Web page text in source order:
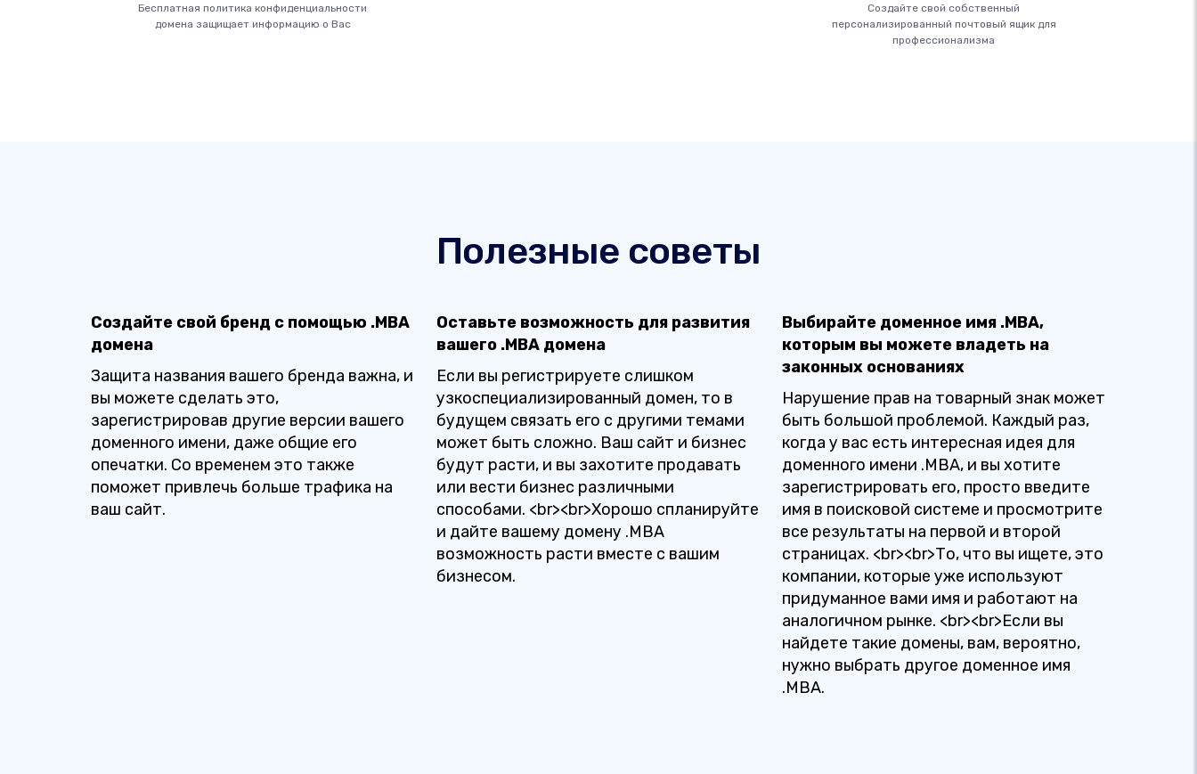
Бесплатная политика конфиденциальности
домена защищает информацию о Вас
Создайте свой собственный
персонализированный почтовый ящик для
профессионализма
Полезные советы
Создайте свой бренд с помощью .MBA
домена
Защита названия вашего бренда важна, и
вы можете сделать это,
зарегистрировав другие версии вашего
доменного имени, даже общие его
опечатки. Со временем это также
поможет привлечь больше трафика на
ваш сайт.
Оставьте возможность для развития
вашего .MBA домена
Если вы регистрируете слишком
узкоспециализированный домен, то в
будущем связать его с другими темами
может быть сложно. Ваш сайт и бизнес
будут расти, и вы захотите продавать
или вести бизнес различными
способами. <br><br>Хорошо спланируйте
и дайте вашему домену .MBA
возможность расти вместе с вашим
бизнесом.
Выбирайте доменное имя .MBA,
которым вы можете владеть на
законных основаниях
Нарушение прав на товарный знак может
быть большой проблемой. Каждый раз,
когда у вас есть интересная идея для
доменного имени .MBA, и вы хотите
зарегистрировать его, просто введите
имя в поисковой системе и просмотрите
все результаты на первой и второй
страницах. <br><br>То, что вы ищете, это
компании, которые уже используют
придуманное вами имя и работают на
аналогичном рынке. <br><br>Если вы
найдете такие домены, вам, вероятно,
нужно выбрать другое доменное имя
.MBA.